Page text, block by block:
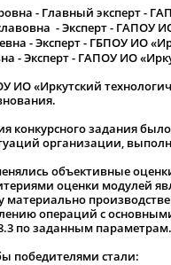
- Главный эксперт -
- Эксперт - ГАПОУ
- Эксперт - ГБПОУ ИО
- Эксперт - ГАПОУ ИО
ИО «Иркутский
конкурсного задания
организации,
объективные
оценки модулей
материально
операций с
по заданным параметрам.
победителями стали: